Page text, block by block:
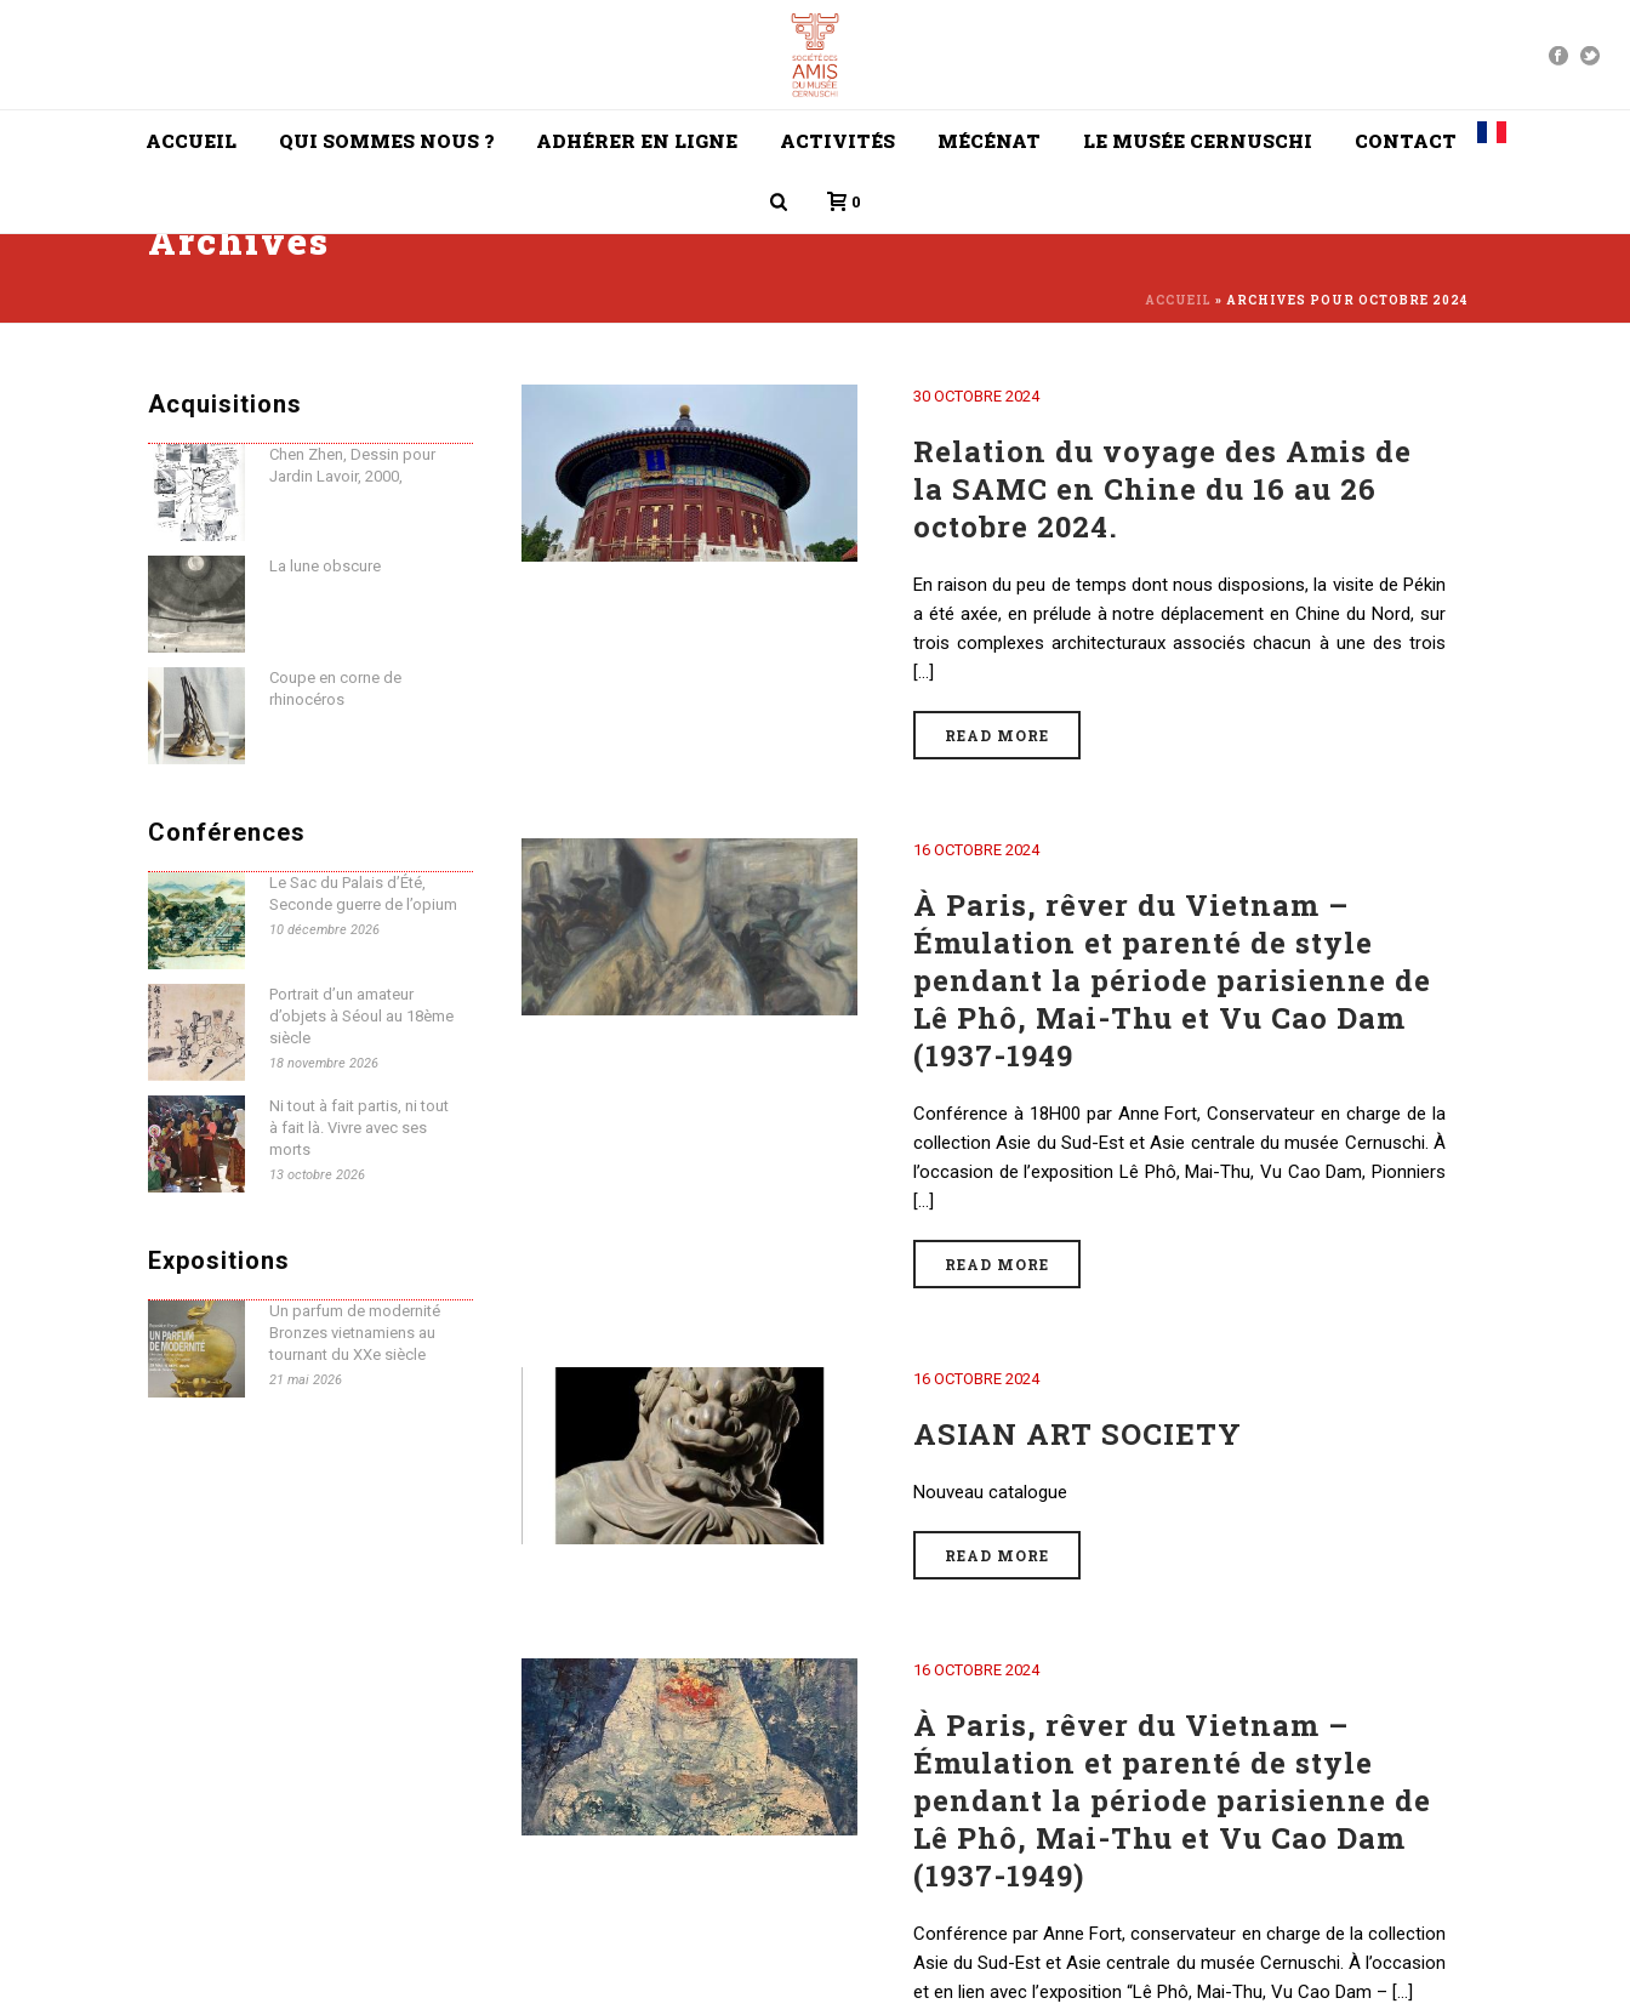
ACCUEIL QUI SOMMES NOUS ? ADHÉRER EN LIGNE ACTIVITÉS MÉCÉNAT LE MUSÉE CERNUSCHI CONTACT
0
Archives
ACCUEIL » ARCHIVES POUR OCTOBRE 2024
30 OCTOBRE 2024
Relation du voyage des Amis de
la SAMC en Chine du 16 au 26
octobre 2024.
En raison du peu de temps dont nous disposions, la visite de Pékin
a été axée, en prélude à notre déplacement en Chine du Nord, sur
trois complexes architecturaux associés chacun à une des trois
[...]
READ MORE
16 OCTOBRE 2024
À Paris, rêver du Vietnam –
Émulation et parenté de style
pendant la période parisienne de
Lê Phô, Mai-Thu et Vu Cao Dam
(1937-1949
Conférence à 18H00 par Anne Fort, Conservateur en charge de la
collection Asie du Sud-Est et Asie centrale du musée Cernuschi. À
l’occasion de l’exposition Lê Phô, Mai-Thu, Vu Cao Dam, Pionniers
[...]
READ MORE
16 OCTOBRE 2024
ASIAN ART SOCIETY
Nouveau catalogue
READ MORE
16 OCTOBRE 2024
À Paris, rêver du Vietnam –
Émulation et parenté de style
pendant la période parisienne de
Lê Phô, Mai-Thu et Vu Cao Dam
(1937-1949)
Conférence par Anne Fort, conservateur en charge de la collection
Asie du Sud-Est et Asie centrale du musée Cernuschi. À l’occasion
et en lien avec l’exposition “Lê Phô, Mai-Thu, Vu Cao Dam – [...]
Acquisitions
Chen Zhen, Dessin pour
Jardin Lavoir, 2000,
La lune obscure
Coupe en corne de
rhinocéros
Conférences
Le Sac du Palais d’Été,
Seconde guerre de l’opium
10 décembre 2026
Portrait d’un amateur
d’objets à Séoul au 18ème
siècle
18 novembre 2026
Ni tout à fait partis, ni tout
à fait là. Vivre avec ses
morts
13 octobre 2026
Expositions
Un parfum de modernité
Bronzes vietnamiens au
tournant du XXe siècle
21 mai 2026